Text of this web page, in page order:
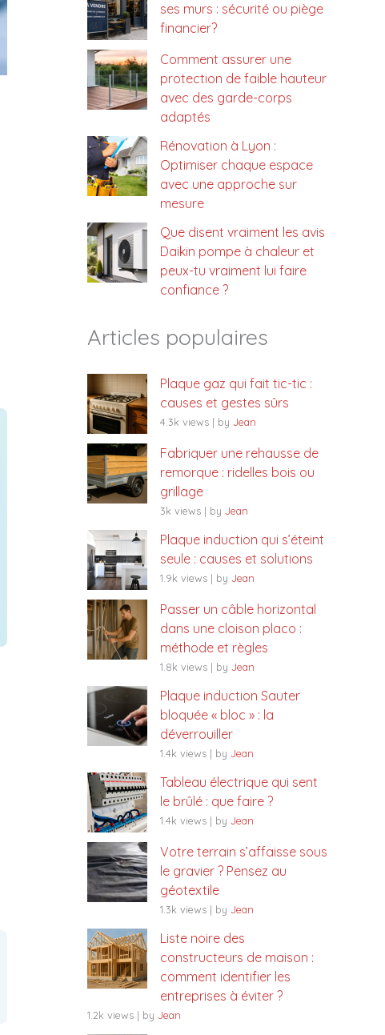
ses murs : sécurité ou piège
financier?
Comment assurer une
protection de faible hauteur
avec des garde-corps
adaptés
Rénovation à Lyon :
Optimiser chaque espace
avec une approche sur
mesure
Que disent vraiment les avis
Daikin pompe à chaleur et
peux-tu vraiment lui faire
confiance ?
Articles populaires
Plaque gaz qui fait tic-tic :
causes et gestes sûrs
4.3k views | by Jean
Fabriquer une rehausse de
remorque : ridelles bois ou
grillage
3k views | by Jean
Plaque induction qui s’éteint
seule : causes et solutions
1.9k views | by Jean
Passer un câble horizontal
dans une cloison placo :
méthode et règles
1.8k views | by Jean
Plaque induction Sauter
bloquée « bloc » : la
déverrouiller
1.4k views | by Jean
Tableau électrique qui sent
le brûlé : que faire ?
1.4k views | by Jean
Votre terrain s’affaisse sous
le gravier ? Pensez au
géotextile
1.3k views | by Jean
Liste noire des
constructeurs de maison :
comment identifier les
entreprises à éviter ?
1.2k views | by Jean